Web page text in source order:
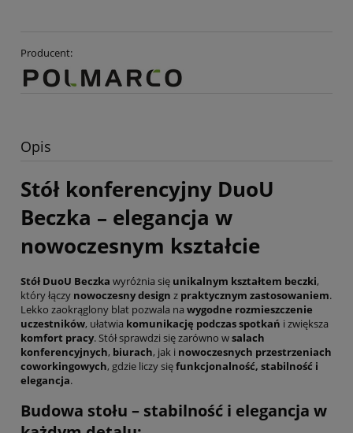
Producent:
Opis
Stół konferencyjny DuoU
Beczka – elegancja w
nowoczesnym kształcie
Stół DuoU Beczka wyróżnia się unikalnym kształtem beczki,
który łączy nowoczesny design z praktycznym zastosowaniem.
Lekko zaokrąglony blat pozwala na wygodne rozmieszczenie
uczestników, ułatwia komunikację podczas spotkań i zwiększa
komfort pracy. Stół sprawdzi się zarówno wsalach
konferencyjnych, biurach, jak i nowoczesnych przestrzeniach
coworkingowych, gdzie liczy sięfunkcjonalność, stabilność i
elegancja.
Budowa stołu – stabilność i elegancja w